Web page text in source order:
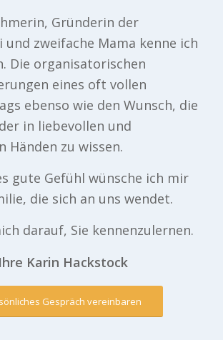
Gründerin der
zweifache Mama kenne ich
Die organisatorischen
eines oft vollen
ebenso wie den Wunsch, die
in liebevollen und
Händen zu wissen.
gute Gefühl wünsche ich mir
die sich an uns wendet.
darauf, Sie kennenzulernen.
Ihre Karin Hackstock
Gespräch vereinbaren